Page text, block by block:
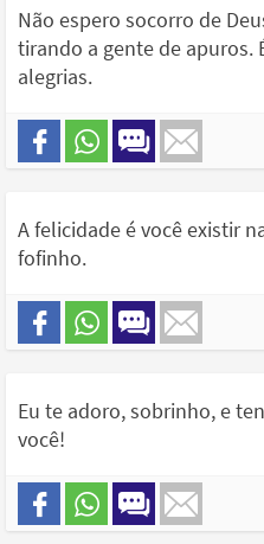
Não espero socorro de
tirando a gente de apuros.
alegrias.
A felicidade é você existir
fofinho.
Eu te adoro, sobrinho, e
você!